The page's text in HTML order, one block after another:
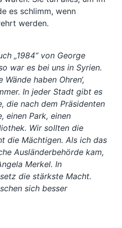
es schlimm, wenn
werden.
„1984“ von George
war es bei uns in Syrien.
haben Ohren‘,
In jeder Stadt gibt es
die nach dem Präsidenten
einen Park, einen
Wir sollten die
die Mächtigen. Als ich das
Ausländerbehörde kam,
Merkel. In
die stärkste Macht.
sich besser